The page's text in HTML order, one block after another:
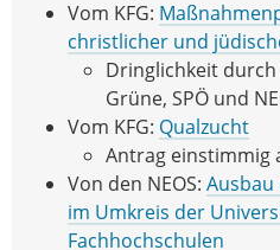
Vom KFG:
christlicher und
Dringlichkeit durch
Grüne, SPÖ und
Vom KFG: Qualzucht
Antrag einstimmig
Von den NEOS:
im Umkreis der
Fachhochschulen